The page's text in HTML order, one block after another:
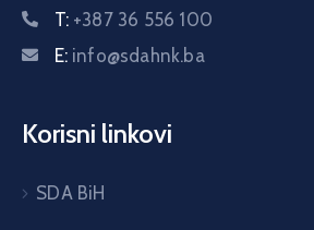
T: +387 36 556 100
E: info@sdahnk.ba
Korisni linkovi
SDA BiH